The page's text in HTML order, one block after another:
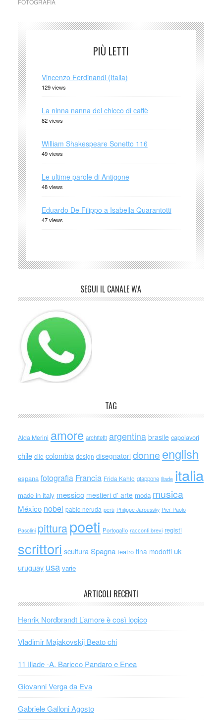
FOTOGRAFIA
PIÙ LETTI
Vincenzo Ferdinandi (Italia)
129 views
La ninna nanna del chicco di caffè
82 views
William Shakespeare Sonetto 116
49 views
Le ultime parole di Antigone
48 views
Eduardo De Filippo a Isabella Quarantotti
47 views
SEGUI IL CANALE WA
TAG
Alda Merini amore architetti argentina brasile capolavori
chile cile colombia design disegnatori donne english
espana fotografia Francia Frida Kahlo giappone iliade italia
made in italy messico mestieri d' arte moda musica
México nobel pablo neruda perù Philippe Jaroussky Pier Paolo
Pasolini pitturapoeti Portogallo racconti brevi registi
scrittori sculturaSpagna teatro tina modotti uk
uruguay usa varie
ARTICOLI RECENTI
Henrik Nordbrandt L’amore è così logico
Vladimir Majakovskij Beato chi
11 Iliade -A. Baricco Pandaro e Enea
Giovanni Verga da Eva
Gabriele Galloni Agosto